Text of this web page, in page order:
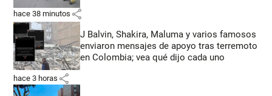
hace 38 minutos share
J Balvin, Shakira, Maluma y varios famosos
enviaron mensajes de apoyo tras terremoto
en Colombia; vea qué dijo cada uno
hace 3 horas share